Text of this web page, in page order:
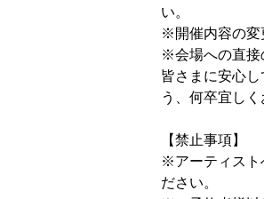
い。
※開催内容の変
※会場への直接
皆さまに安心
う、何卒宜し
【禁止事項】
※アーティスト
ださい。